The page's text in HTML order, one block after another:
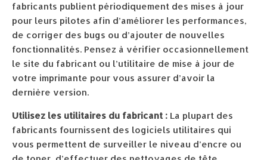
fabricants publient périodiquement des mises à jour
pour leurs pilotes afin d’améliorer les performances,
de corriger des bugs ou d’ajouter de nouvelles
fonctionnalités. Pensez à vérifier occasionnellement
le site du fabricant ou l’utilitaire de mise à jour de
votre imprimante pour vous assurer d’avoir la
dernière version.
Utilisez les utilitaires du fabricant : La plupart des
fabricants fournissent des logiciels utilitaires qui
vous permettent de surveiller le niveau d’encre ou